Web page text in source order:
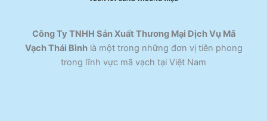
Công Ty TNHH Sản Xuất Thương Mại Dịch Vụ Mã
Vạch Thái Bìnhlà một trong những đơn vị tiên phong
trong lĩnh vực mã vạch tại Việt Nam